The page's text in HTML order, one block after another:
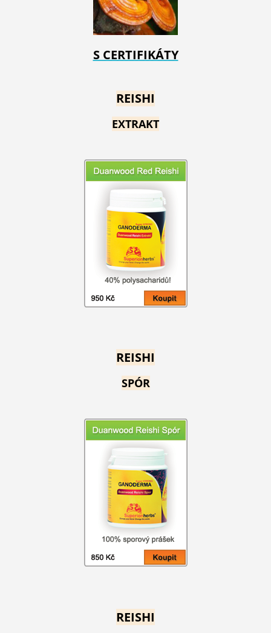
S CERTIFIKÁTY
REISHI
EXTRAKT
REISHI
SPÓR
REISHI